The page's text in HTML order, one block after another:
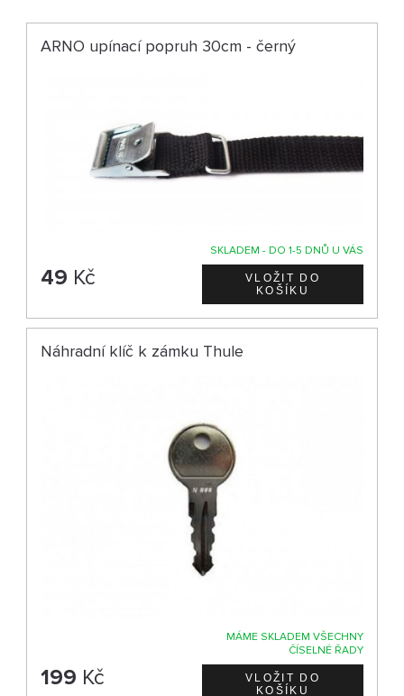
ARNO upínací popruh 30cm - černý
SKLADEM - DO 1-5 DNŮ U VÁS
49 Kč
Náhradní klíč k zámku Thule
MÁME SKLADEM VŠECHNY
ČÍSELNÉ ŘADY
199 Kč